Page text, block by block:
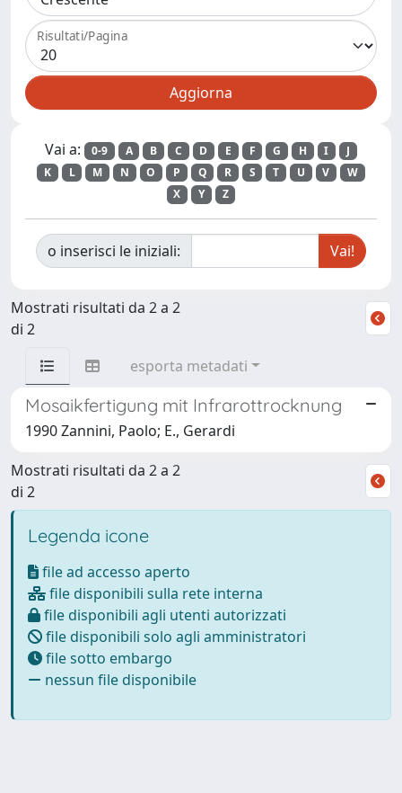
Risultati/Pagina
Vai a: 0-9 A B C D E F G H I
J
K
L M N O P Q R S T U V
W
X
Y Z
o inserisci le iniziali:
Mostrati risultati da 2 a 2
di 2
esporta metadati
Mosaikfertigung mit Infrarottrocknung
1990 Zannini, Paolo; E., Gerardi
Mostrati risultati da 2 a 2
di 2
Legenda icone
file ad accesso aperto
file disponibili sulla rete interna
file disponibili agli utenti autorizzati
file disponibili solo agli amministratori
file sotto embargo
nessun file disponibile